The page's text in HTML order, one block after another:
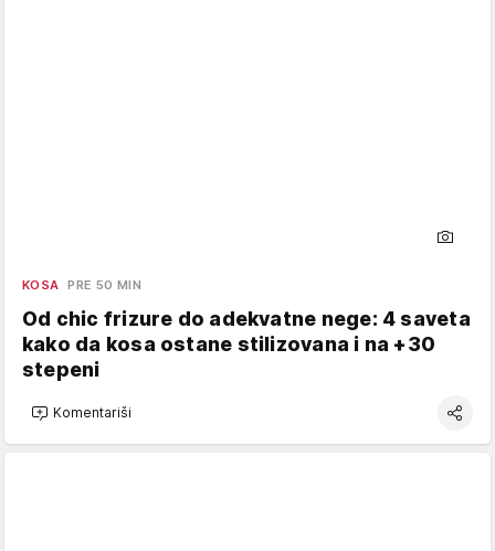
KOSA PRE 50 MIN
Od chic frizure do adekvatne nege: 4 saveta
kako da kosa ostane stilizovana i na +30
stepeni
Komentariši